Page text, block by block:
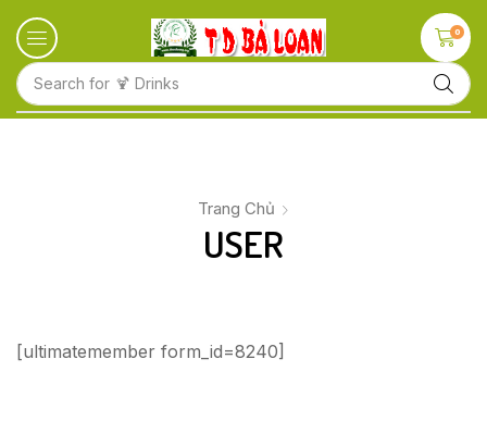
Search for 🍹 Drinks
0
Trang Chủ
USER
[ultimatemember form_id=8240]